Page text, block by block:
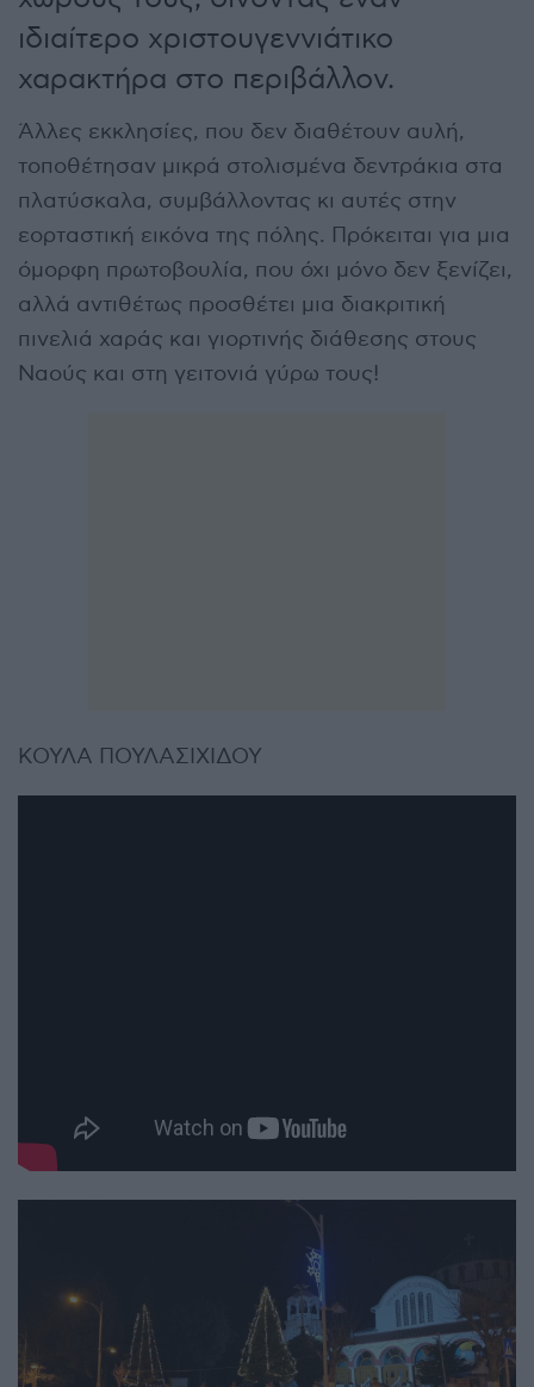
ιδιαίτερο χριστουγεννιάτικο
χαρακτήρα στο περιβάλλον.
Άλλες εκκλησίες, που δεν διαθέτουν αυλή,
τοποθέτησαν μικρά στολισμένα δεντράκια στα
πλατύσκαλα, συμβάλλοντας κι αυτές στην
εορταστική εικόνα της πόλης. Πρόκειται για μια
όμορφη πρωτοβουλία, που όχι μόνο δεν ξενίζει,
αλλά αντιθέτως προσθέτει μια διακριτική
πινελιά χαράς και γιορτινής διάθεσης στους
Ναούς και στη γειτονιά γύρω τους!
ΚΟΥΛΑ ΠΟΥΛΑΣΙΧΙΔΟΥ